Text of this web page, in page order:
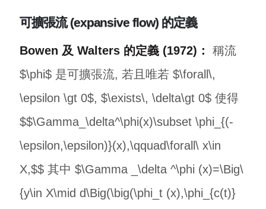
可擴張流 (expansive flow) 的定義
Bowen 及 Walters 的定義 (1972)： 稱流
$\phi$ 是可擴張流, 若且唯若 $\forall\,
\epsilon \gt 0$, $\exists\, \delta\gt 0$ 使得
$$\Gamma_\delta^\phi(x)\subset \phi_{(-
\epsilon,\epsilon)}(x),\qquad\forall\ x\in
X,$$ 其中 $\Gamma _\delta ^\phi (x)=\Big\
{y\in X\mid d\Big(\big(\phi_t (x),\phi_{c(t)}